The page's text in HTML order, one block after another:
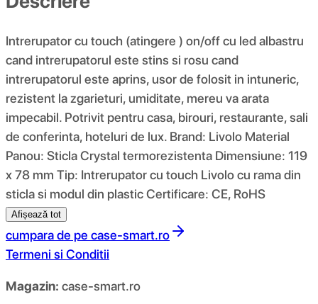
Intrerupator cu touch (atingere ) on/off cu led albastru
cand intrerupatorul este stins si rosu cand
intrerupatorul este aprins, usor de folosit in intuneric,
rezistent la zgarieturi, umiditate, mereu va arata
impecabil. Potrivit pentru casa, birouri, restaurante, sali
de conferinta, hoteluri de lux. Brand: Livolo Material
Panou: Sticla Crystal termorezistenta Dimensiune: 119
x 78 mm Tip: Intrerupator cu touch Livolo cu rama din
sticla si modul din plastic Certificare: CE, RoHS
Afișează tot
cumpara de pe case-smart.ro
Termeni si Conditii
Magazin: case-smart.ro